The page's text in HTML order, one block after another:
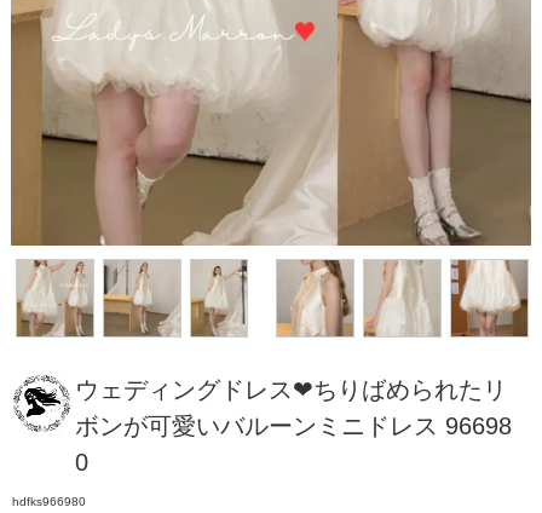
ウェディングドレス❤ちりばめられたリ
ボンが可愛いバルーンミニドレス 96698
0
hdfks966980